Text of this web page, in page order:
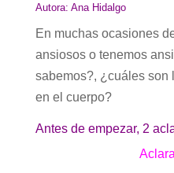
Autora: Ana Hidalgo
En muchas ocasiones
ansiosos o tenemos
sabemos?, ¿cuáles son
en el cuerpo?
Antes de empezar, 2